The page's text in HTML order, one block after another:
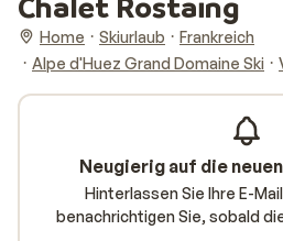
Home Skiurlaub
Frankreich
Alpe d'Huez Grand Domaine Ski
Neugierig auf die
Hinterlassen Sie Ihre E-
benachrichtigen Sie, sobald